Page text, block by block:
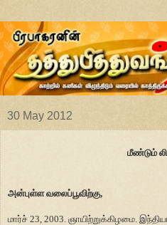
30 May 2012
மீண்டும்
அன்புள்ள வலைப்பூவிற்கு,
மார்ச் 23, 2003. ஞாயிற்றுக்கிழமை.